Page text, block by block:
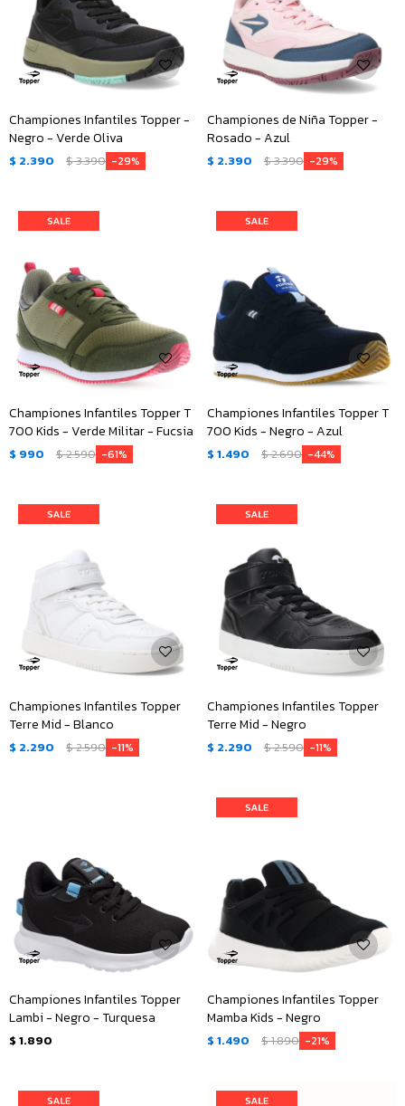
Championes Infantiles Topper -
Negro - Verde Oliva
$ 2.390 $3.390 29
Championes de Niña Topper -
Rosado - Azul
$ 2.390 $3.390 29
Championes Infantiles Topper T
700 Kids - Verde Militar - Fucsia
$ 990 $2.590 61
Championes Infantiles Topper T
700 Kids - Negro - Azul
$ 1.490 $2.690 44
Championes Infantiles Topper
Terre Mid - Blanco
$ 2.290 $2.590 11
Championes Infantiles Topper
Terre Mid - Negro
$ 2.290 $2.590 11
Championes Infantiles Topper
Lambi - Negro - Turquesa
$ 1.890
Championes Infantiles Topper
Mamba Kids - Negro
$ 1.490 $1.890 21